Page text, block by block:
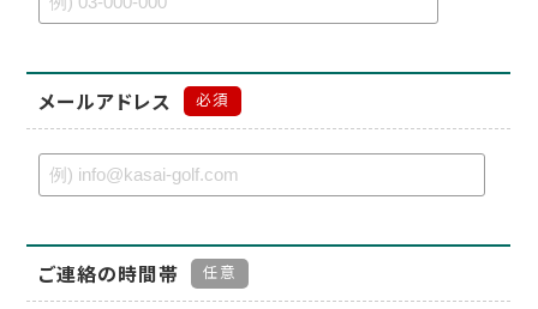
メールアドレス 必須
ご連絡の時間帯 任意